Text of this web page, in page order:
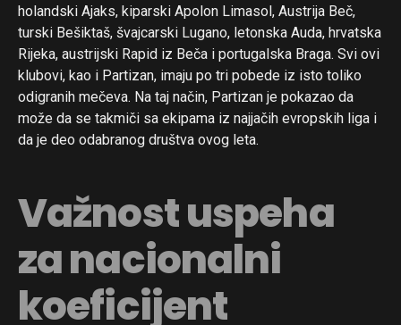
holandski Ajaks, kiparski Apolon Limasol, Austrija Beč,
turski Bešiktaš, švajcarski Lugano, letonska Auda, hrvatska
Rijeka, austrijski Rapid iz Beča i portugalska Braga. Svi ovi
klubovi, kao i Partizan, imaju po tri pobede iz isto toliko
odigranih mečeva. Na taj način, Partizan je pokazao da
može da se takmiči sa ekipama iz najjačih evropskih liga i
da je deo odabranog društva ovog leta.
Važnost uspeha
za nacionalni
koeficijent